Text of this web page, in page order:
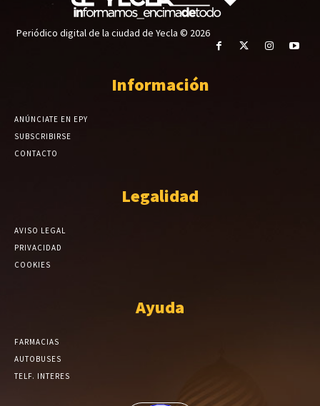
Periódico digital de la ciudad de Yecla © 2026
Información
ANÚNCIATE EN EPY
SUBSCRIBIRSE
CONTACTO
Legalidad
AVISO LEGAL
PRIVACIDAD
COOKIES
Ayuda
FARMACIAS
AUTOBUSES
TELF. INTERES